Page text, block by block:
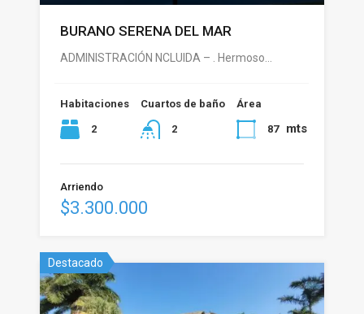
BURANO SERENA DEL MAR
ADMINISTRACIÓN NCLUIDA – . Hermoso…
Habitaciones
2
Cuartos de baño
2
Área
87 mts
Arriendo
$3.300.000
Destacado